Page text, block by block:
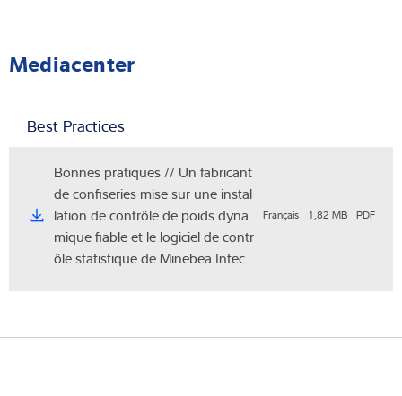
Mediacenter
Best Practices
Bonnes pratiques // Un fabricant
de confiseries mise sur une instal
lation de contrôle de poids dyna
mique fiable et le logiciel de contr
ôle statistique de Minebea Intec
Français 1,82 MB PDF